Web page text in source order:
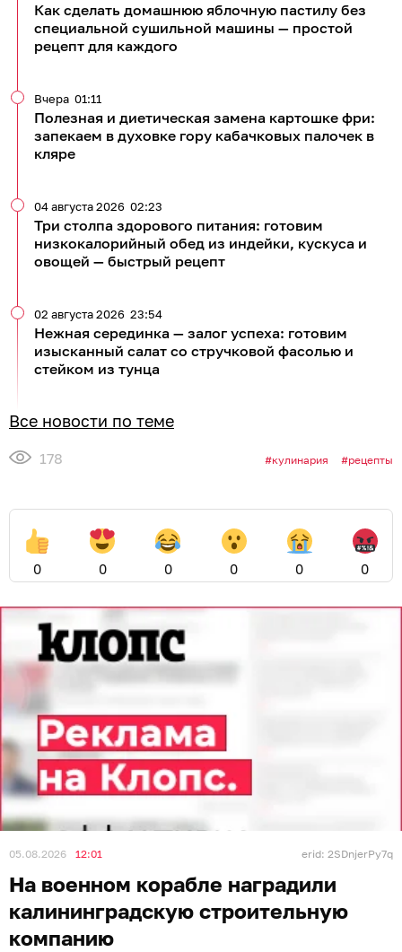
Как сделать домашнюю яблочную пастилу без
специальной сушильной машины — простой
рецепт для каждого
Полезная и диетическая замена картошке фри:
запекаем в духовке гору кабачковых палочек в
кляре
Вчера 01:11
Три столпа здорового питания: готовим
низкокалорийный обед из индейки, кускуса и
овощей — быстрый рецепт
04 августа 2026 02:23
Нежная серединка — залог успеха: готовим
изысканный салат со стручковой фасолью и
стейком из тунца
02 августа 2026 23:54
Все новости по теме
178 кулинария рецепты
0 0 0 0 0 0
05.08.2026 12:01 erid: 2SDnjerPy7q
На военном корабле наградили
калининградскую строительную
компанию